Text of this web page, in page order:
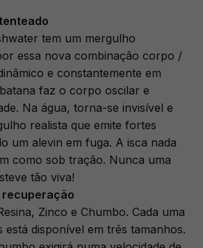
tem um mergulho
essa nova combinação corpo /
e constantemente em
faz o corpo oscilar e
Na água, torna-se invisível e
realista que emite fortes
um alevin em fuga. A isca nada
como sob tração. Nunca uma
tão viva!
recuperação
Zinco e Chumbo. Cada uma
está disponível em três tamanhos.